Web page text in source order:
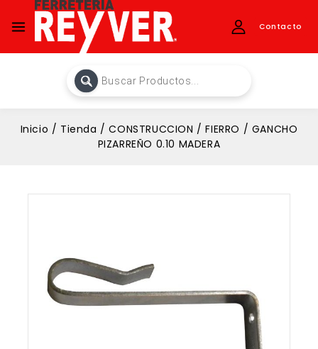
Contacto
Inicio / Tienda / CONSTRUCCION / FIERRO / GANCHO
PIZARREÑO 0.10 MADERA